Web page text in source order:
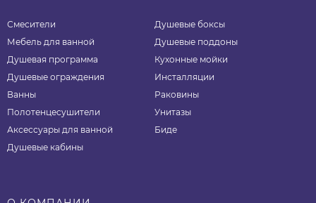
Смесители
Мебель для ванной
Душевая программа
Душевые ограждения
Ванны
Полотенцесушители
Аксессуары для ванной
Душевые кабины
Душевые боксы
Душевые поддоны
Кухонные мойки
Инсталляции
Раковины
Унитазы
Биде